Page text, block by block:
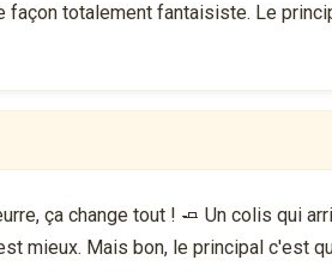
façon totalement fantaisiste. Le
ça change tout ! 🧈 Un colis qui
mieux. Mais bon, le principal c'est